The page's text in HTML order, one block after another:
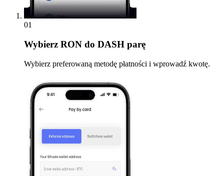
01
Wybierz RON do DASH parę
Wybierz preferowaną metodę płatności i wprowadź kwotę.